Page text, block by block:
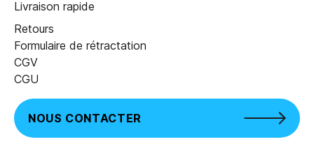
Livraison rapide
Retours
Formulaire de rétractation
CGV
CGU
NOUS CONTACTER